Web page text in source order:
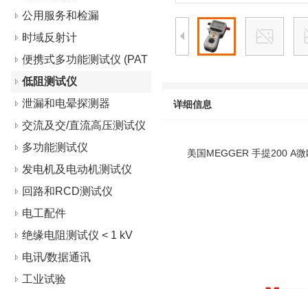
公用服务和检漏
时域反射计
便携式多功能测试仪 (PAT
s)
低阻测试仪
泄漏和电晕探测器
交流及交/直流高压测试仪
多功能测试仪
发电机及电动机测试仪
回路和RCD测试仪
电工配件
绝缘电阻测试仪 < 1 kV
电讯/数据通讯
工业试验
详细信息
美国MEGGER 手提200 A